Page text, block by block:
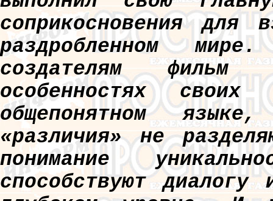
соприкосновения для
раздробленном
создателям фильм
особенностях своих
общепонятном
«различия» не
понимание
способствуют диалогу